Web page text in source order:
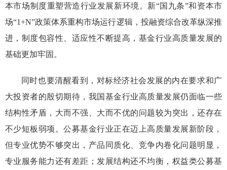
本市场制度重塑营造行业发展新环境。新“国九条”和资本市
场“1+N”政策体系重构市场运行逻辑，投融资综合改革纵深推
进，制度包容性、适应性不断提高，基金行业高质量发展的
基础更加牢固 。
同时也要清醒看到，对标经济社会发展的内在要求和广
大投资者的殷切期待， 我国基金行业高质量发展仍面临一些
结构性矛盾，大而不强、大而不优的问题较为突出，还存在
不少短板弱项。公募基金行业正在迈上高质量发展新阶段，
但专业优势不够突出，产品同质化、竞争内卷化问题明显，
专业服务能力还有差距；发展结构还不均衡，权益类公募基